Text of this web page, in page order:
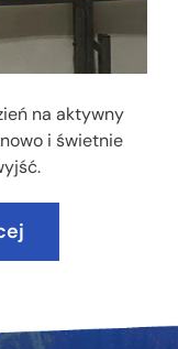
na aktywny
i świetnie